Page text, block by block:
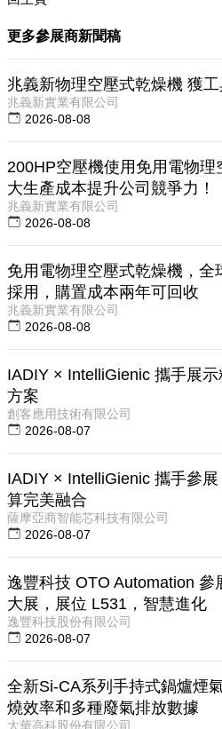
更多參展商新聞稿
兆義新物理空壓式乾燥機 獲
兆義新實業有限公司
2026-08-08
200HP空壓機使用免用電物
大生產成本提升公司競爭力！
兆義新實業有限公司
2026-08-08
免用電物理空壓式乾燥機，全
採用，購置成本兩年可回收
兆義新實業有限公司
2026-08-08
IADIY × IntelliGienic 攜手展
方案
創客應用技術有限公司
2026-08-07
IADIY × IntelliGienic 攜手參
算完美融合
薩摩亞商智能芯科技有限公司
2026-08-07
逸豐科技 OTO Automation 參
大展，展位 L531，智慧進化
逸豐科技股份有限公司
2026-08-07
全新Si-CA系列手持式鍋爐煙
燒效率和多種廢氣排放數據
大華高科股份有限公司